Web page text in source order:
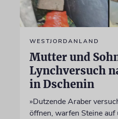
WESTJORDANLAND
Mutter und
Lynchversuch
in Dschenin
»Dutzende Araber
öffnen, warfen Steine